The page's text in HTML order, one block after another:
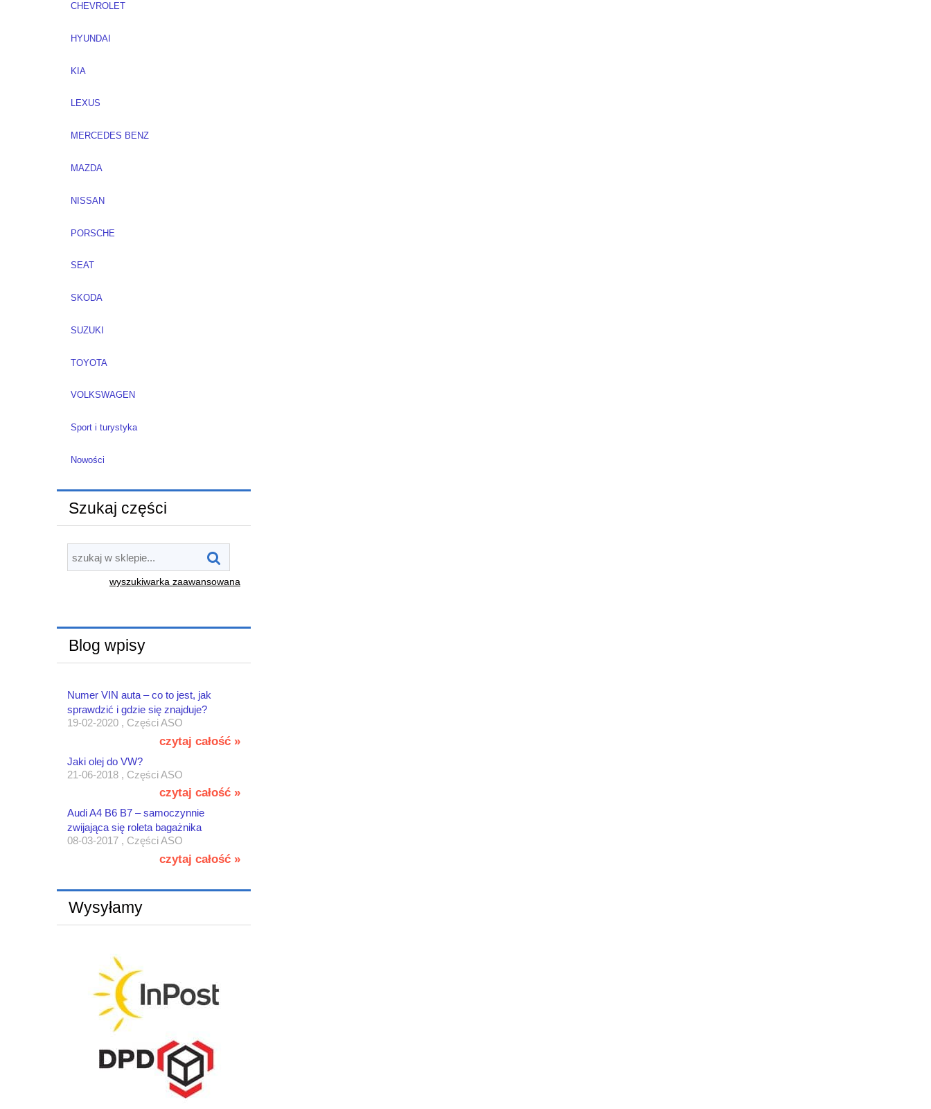
CHEVROLET
HYUNDAI
KIA
LEXUS
MERCEDES BENZ
MAZDA
NISSAN
PORSCHE
SEAT
SKODA
SUZUKI
TOYOTA
VOLKSWAGEN
Sport i turystyka
Nowości
Szukaj części
wyszukiwarka zaawansowana
Blog wpisy
Numer VIN auta – co to jest, jak
sprawdzić i gdzie się znajduje?
19-02-2020 , Części ASO
czytaj całość »
Jaki olej do VW?
21-06-2018 , Części ASO
czytaj całość »
Audi A4 B6 B7 – samoczynnie
zwijająca się roleta bagażnika
08-03-2017 , Części ASO
czytaj całość »
Wysyłamy